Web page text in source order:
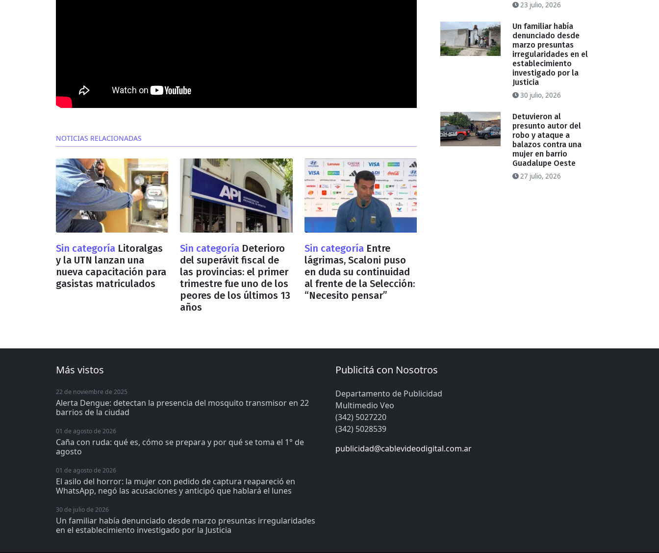
NOTICIAS RELACIONADAS
Sin categoría Litoralgas
y la UTN lanzan una
nueva capacitación para
gasistas matriculados
Sin categoría Deterioro
del superávit fiscal de
las provincias: el primer
trimestre fue uno de los
peores de los últimos 13
años
Sin categoría Entre
lágrimas, Scaloni puso
en duda su continuidad
al frente de la Selección:
“Necesito pensar”
23 julio, 2026
Un familiar había
denunciado desde
marzo presuntas
irregularidades en el
establecimiento
investigado por la
Justicia
30 julio, 2026
Detuvieron al
presunto autor del
robo y ataque a
balazos contra una
mujer en barrio
Guadalupe Oeste
27 julio, 2026
Más vistos
22 de noviembre de 2025
Alerta Dengue: detectan la presencia del mosquito transmisor en 22
barrios de la ciudad
01 de agosto de 2026
Caña con ruda: qué es, cómo se prepara y por qué se toma el 1° de
agosto
01 de agosto de 2026
El asilo del horror: la mujer con pedido de captura reapareció en
WhatsApp, negó las acusaciones y anticipó que hablará el lunes
30 de julio de 2026
Un familiar había denunciado desde marzo presuntas irregularidades
en el establecimiento investigado por la Justicia
Publicitá con Nosotros
Departamento de Publicidad
Multimedio Veo
(342) 5027220
(342) 5028539
publicidad@cablevideodigital.com.ar